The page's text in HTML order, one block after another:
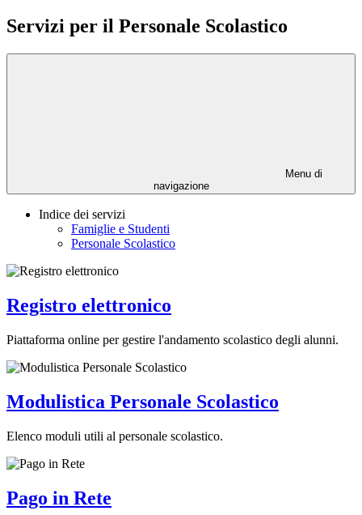
Servizi per il Personale Scolastico
Menu di
navigazione
Indice dei servizi
Famiglie e Studenti
Personale Scolastico
Registro elettronico
Piattaforma online per gestire l'andamento scolastico degli alunni.
Modulistica Personale Scolastico
Elenco moduli utili al personale scolastico.
Pago in Rete